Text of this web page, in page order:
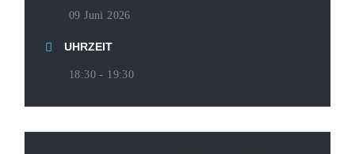
09 Juni 2026
UHRZEIT
18:30 - 19:30